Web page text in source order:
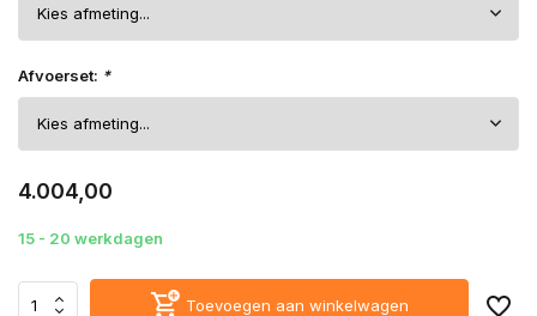
Afvoerset: *
4.004,00
15 - 20 werkdagen
Toevoegen aan winkelwagen